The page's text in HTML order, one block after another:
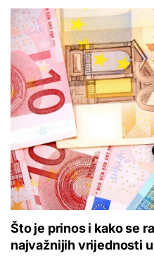
Što je prinos i kako se
najvažnijih vrijednosti